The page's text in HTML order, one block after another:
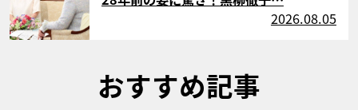
2026.08.05
おすすめ記事